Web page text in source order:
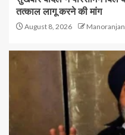
तत्काल लागू करने की मांग
August 8, 2026 Manoranjan